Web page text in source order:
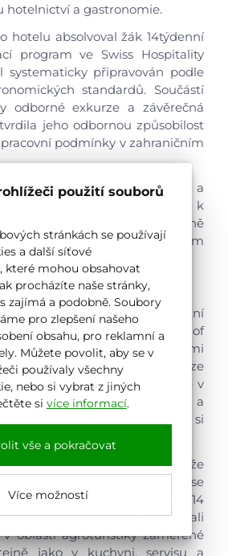
použití souborů
stránkách se používají
a další síťové
které mohou obsahovat
procházíte naše stránky,
zajímá a podobně. Soubory
pro zlepšení našeho
obsahu, pro reklamní a
Můžete povolit, aby se v
používaly všechny
nebo si vybrat z jiných
si více informací.
vše a pokračovat
Více možností
hotelnictví a gastronomie.
hotelu absolvoval žák 14týdenní
program ve Swiss Hospitality
systematicky připravován podle
standardů. Součástí
odborné exkurze a závěrečná
jeho odbornou způsobilost
podmínky v zahraničním
odborné teoretické přípravy a
zahraničí významně přispěla k
rozvoji a zároveň pozitivně
naši školu v mezinárodním
roce se o tříměsíční letní
Německu v podniku Reiterhof
spolkové zemi
Norimberku, ucházel pouze
silnou touhu pracovat právě v
úspěšně absolvoval svou stáž a
o co nejlepší pracovní výkon si
smlouvu o celý měsíc.
se v době Velikonoc v témže
krátkodobá stáž, které se
školy. Tito žáci zde strávili 14
do provozu, přičemž získali
v oblasti agroturistiky zaměřené
jako v kuchyni, servisu a